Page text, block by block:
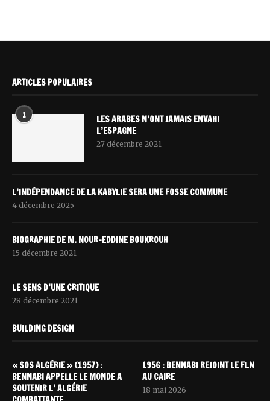
ARTICLES POPULAIRES
1
LES ARABES N’ONT JAMAIS ENVAHI
L’ESPAGNE
27 décembre 2021
L’INDÉPENDANCE DE LA KABYLIE SERA UNE FOSSE COMMUNE
4 décembre 2025
BIOGRAPHIE DE M. NOUR-EDDINE BOUKROUH
15 décembre 2021
LE SENS D’UNE CRITIQUE
28 décembre 2021
BUILDING DESIGN
« SOS ALGÉRIE » (1957) :
BENNABI APPELLE LE MONDE A
SOUTENIR L’ ALGÉRIE
1956 : BENNABI REJOINT LE FLN
AU CAIRE
18 mai 2026